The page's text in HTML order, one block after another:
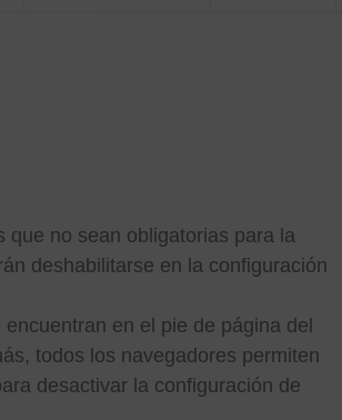
que no sean obligatorias para la
deshabilitarse en la configuración
en el pie de página del
todos los navegadores permiten
desactivar la configuración de